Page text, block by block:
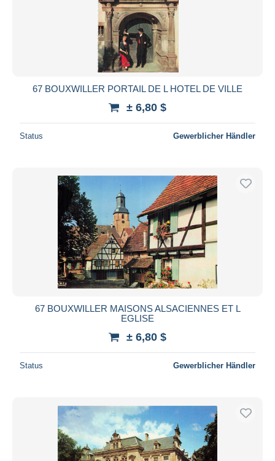
67 BOUXWILLER PORTAIL DE L HOTEL DE VILLE
± 6,80 $
Status Gewerblicher Händler
67 BOUXWILLER MAISONS ALSACIENNES ET L
EGLISE
± 6,80 $
Status Gewerblicher Händler